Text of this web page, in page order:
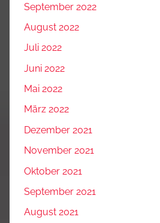
September 2022
August 2022
Juli 2022
Juni 2022
Mai 2022
März 2022
Dezember 2021
November 2021
Oktober 2021
September 2021
August 2021